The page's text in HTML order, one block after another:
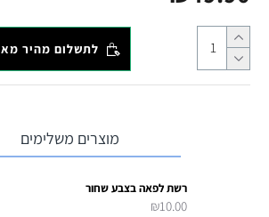
לתשלום מהיר
מוצרים משלימים
רשת לפאה בצבע שחור
₪10.00